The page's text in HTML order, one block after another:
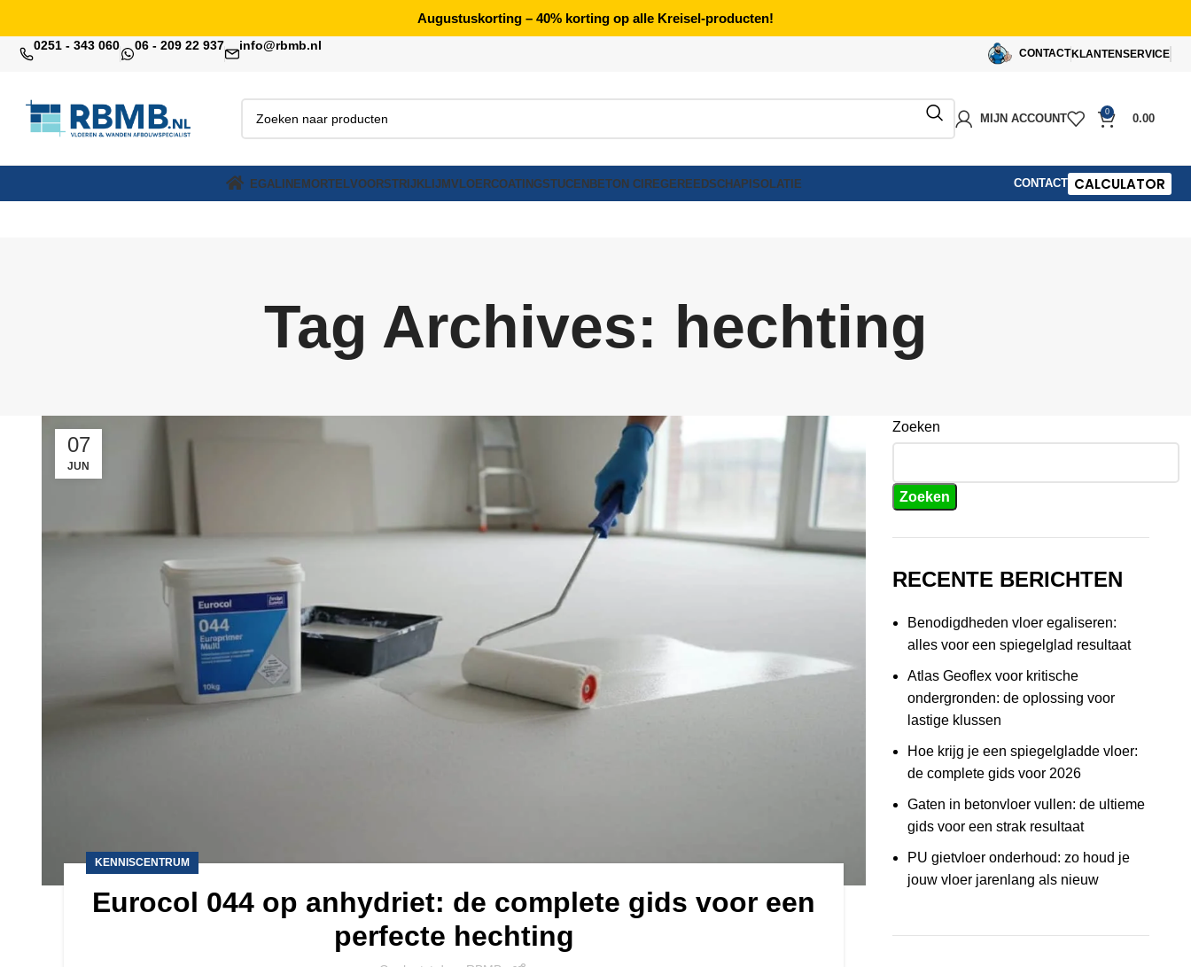
Augustuskorting – 40% korting op alle Kreisel-producten!
0251 - 343 060 06 - 209 22 937 info@rbmb.nl
CONTACT KLANTENSERVICE
MIJN ACCOUNT
0
0.00
EGALINEMORTELVOORSTRIJKLIJMVLOERCOATINGSTUCENBETON CIREGEREEDSCHAPISOLATIE CONTACT CALCULATOR
Tag Archives: hechting
07
JUN
KENNISCENTRUM
Eurocol 044 op anhydriet: de complete gids voor een
perfecte hechting
Zoeken
Zoeken
RECENTE BERICHTEN
Benodigdheden vloer egaliseren:
alles voor een spiegelglad resultaat
Atlas Geoflex voor kritische
ondergronden: de oplossing voor
lastige klussen
Hoe krijg je een spiegelgladde vloer:
de complete gids voor 2026
Gaten in betonvloer vullen: de ultieme
gids voor een strak resultaat
PU gietvloer onderhoud: zo houd je
jouw vloer jarenlang als nieuw